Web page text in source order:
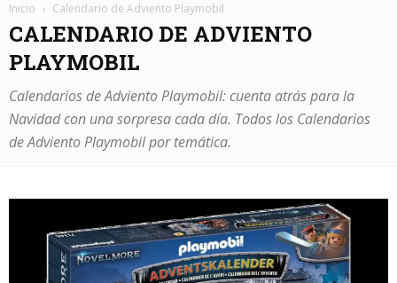
Inicio Calendario de Adviento Playmobil
CALENDARIO DE ADVIENTO
PLAYMOBIL
Calendarios de Adviento Playmobil: cuenta atrás para la
Navidad con una sorpresa cada día. Todos los Calendarios
de Adviento Playmobil por temática.